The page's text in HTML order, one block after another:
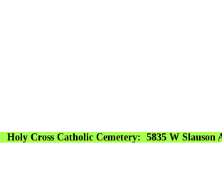
Holy Cross Catholic Cemetery: 5835 W Slauson